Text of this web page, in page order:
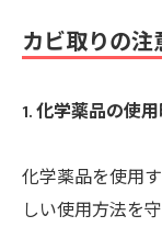
カビ取りの注
1. 化学薬品の使
化学薬品を使用
しい使用方法を